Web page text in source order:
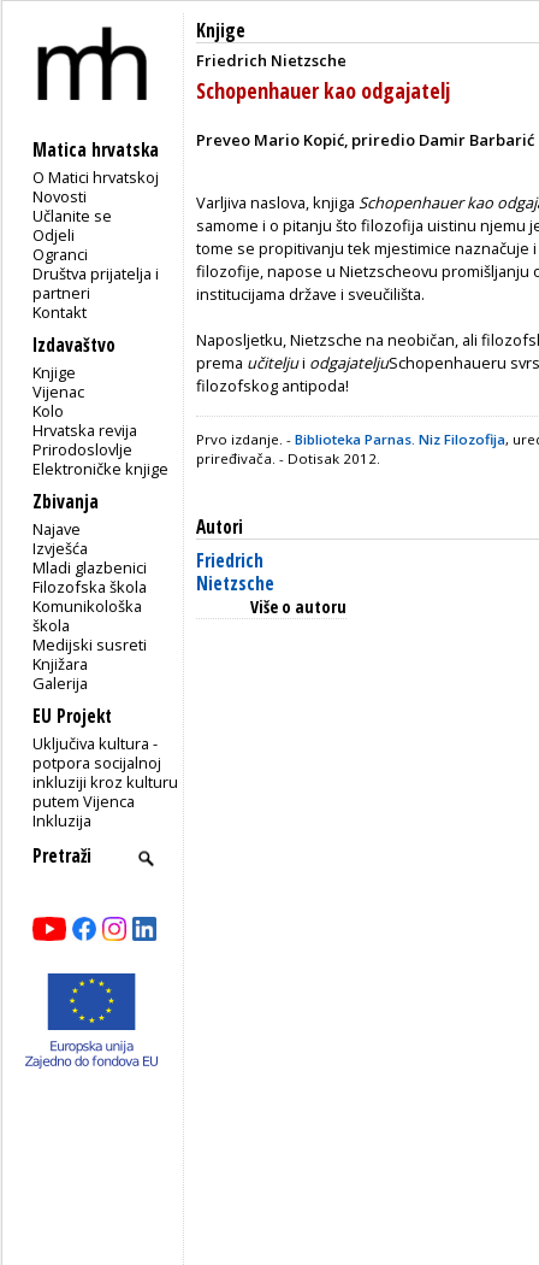
Matica hrvatska
O Matici hrvatskoj
Novosti
Učlanite se
Odjeli
Ogranci
Društva prijatelja i
partneri
Kontakt
Izdavaštvo
Knjige
Vijenac
Kolo
Hrvatska revija
Prirodoslovlje
Elektroničke knjige
Zbivanja
Najave
Izvješća
Mladi glazbenici
Filozofska škola
Komunikološka
škola
Medijski susreti
Knjižara
Galerija
EU Projekt
Uključiva kultura -
potpora socijalnoj
inkluziji kroz kulturu
putem Vijenca
Inkluzija
Knjige
Friedrich Nietzsche
Schopenhauer kao odgajatelj
Preveo Mario Kopić, priredio Damir Barbarić
Varljiva naslova, knjiga Schopenhauer kao
samome i o pitanju što filozofija uistinu njemu
tome se propitivanju tek mjestimice naznačuje
filozofije, napose u Nietzscheovu promišljanju
institucijama države i sveučilišta.
Naposljetku, Nietzsche na neobičan, ali
prema učiteljui odgajateljuSchopenhaueru
filozofskog antipoda!
Prvo izdanje. - Biblioteka Parnas. Niz Filozofija,
priređivača. - Dotisak 2012.
Autori
Friedrich
Nietzsche
Više o autoru